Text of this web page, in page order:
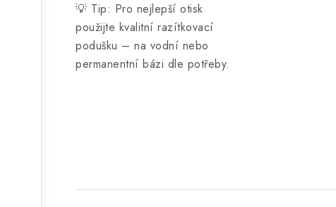
💡 Tip: Pro nejlepší otisk
použijte kvalitní razítkovací
podušku – na vodní nebo
permanentní bázi dle potřeby.